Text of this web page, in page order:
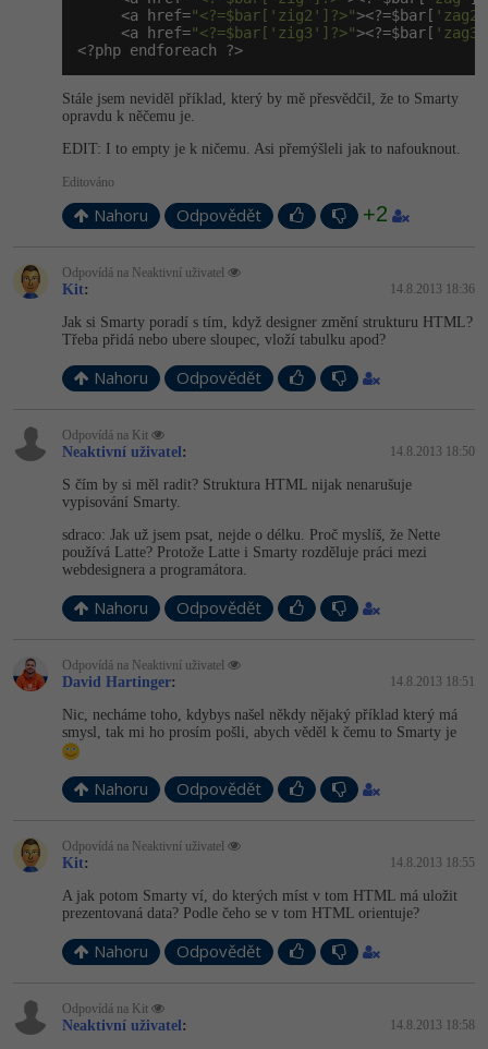
     <a href=
"<?=$bar['zig2']?>"><?=$bar[ 'zag2'
     <a href=
"<?=$bar['zig3']?>"><?=$bar[ 'zag3'
<?php endforeach ?>
Stále jsem neviděl příklad, který by mě přesvědčil, že to Smarty
opravdu k něčemu je.
EDIT: I to empty je k ničemu. Asi přemýšleli jak to nafouknout.
Editováno
Nahoru Odpovědět +2
Odpovídá na Neaktivní uživatel
Kit: 14.8.2013 18:36
Jak si Smarty poradí s tím, když designer změní strukturu HTML?
Třeba přidá nebo ubere sloupec, vloží tabulku apod?
Nahoru Odpovědět
Odpovídá na Kit
Neaktivní uživatel: 14.8.2013 18:50
S čím by si měl radit? Struktura HTML nijak nenarušuje
vypisování Smarty.
sdraco: Jak už jsem psat, nejde o délku. Proč myslíš, že Nette
používá Latte? Protože Latte i Smarty rozděluje práci mezi
webdesignera a programátora.
Nahoru Odpovědět
Odpovídá na Neaktivní uživatel
David Hartinger: 14.8.2013 18:51
Nic, necháme toho, kdybys našel někdy nějaký příklad který má
smysl, tak mi ho prosím pošli, abych věděl k čemu to Smarty je
Nahoru Odpovědět
Odpovídá na Neaktivní uživatel
Kit: 14.8.2013 18:55
A jak potom Smarty ví, do kterých míst v tom HTML má uložit
prezentovaná data? Podle čeho se v tom HTML orientuje?
Nahoru Odpovědět
Odpovídá na Kit
Neaktivní uživatel : 14.8.2013 18:58